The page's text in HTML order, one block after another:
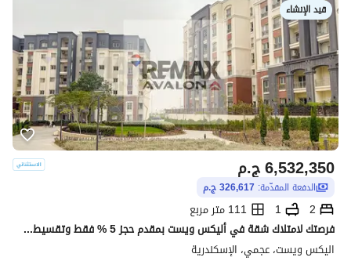
قيد الإنشاء
ج.م6,532,350
الدفعة المقدّمة: 326,617 ج.م
2
1
111 متر مربع
فرصتك لامتلاك شقة في أليكس ويست بمقدم حجز 5 % فقط وتقسيط حتى 8 سنوات
اليكس ويست، عجمي، الإسكندرية